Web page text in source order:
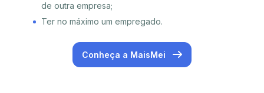
de outra empresa;
Ter no máximo um empregado.
Conheça a MaisMei